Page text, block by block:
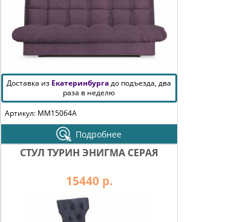
Доставка из Екатеринбургадо подъезда, два
раза в неделю
Артикул: MM15064A
Подробнее
СТУЛ ТУРИН ЭНИГМА СЕРАЯ
15440 р.